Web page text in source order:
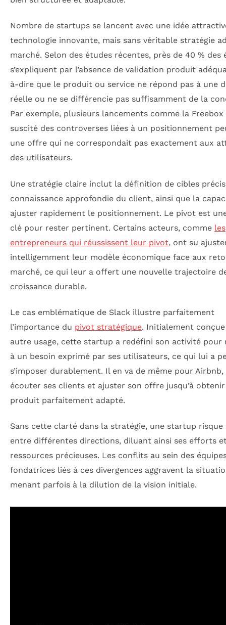
Nombre de startups se lancent avec une idée
technologie innovante, mais sans véritable stratégie
marché. Selon des études récentes, près de 40 % des
s’expliquent par l’absence de validation produit
à-dire que le produit ou service ne répond pas à une
réelle ou ne se différencie pas suffisamment de la
Par exemple, plusieurs lancements comme la
suscité des controverses liées à un positionnement
une offre qui ne correspondait pas exactement aux
des utilisateurs.
Une stratégie claire inclut la définition de cibles
connaissance approfondie du client, ainsi que la
ajuster rapidement le positionnement. Le pivot est
clé pour rester pertinent. Certains acteurs, comme les
entrepreneurs qui réussissent leur pivot, ont su
intelligemment leur modèle économique face aux
marché, ce qui leur a offert une nouvelle trajectoire
croissance durable.
Le cas emblématique de Slack illustre parfaitement
l’importance du pivot stratégique. Initialement
autre usage, cette startup a redéfini son activité pour
à un besoin exprimé par ses utilisateurs, ce qui lui a
s’imposer durablement. Il en va de même pour Airbnb,
écouter ses clients et ajuster son offre jusqu’à
produit parfaitement adapté.
Sans cette clarté dans la stratégie, une startup risque
entre différentes directions, diluant ainsi ses efforts
ressources précieuses. Les conflits au sein des
fondatrices liés à ces divergences aggravent la
menant parfois à la dilution de la vision initiale.